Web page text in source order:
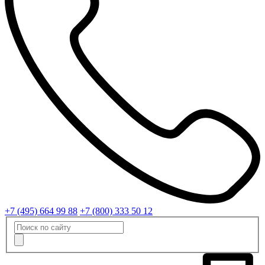
+7 (495) 664 99 88 +7 (800) 333 50 12